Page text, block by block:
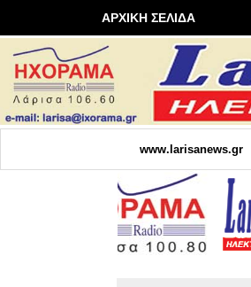
ΑΡΧΙΚΗ ΣΕΛΙΔΑ
www.larisanews.gr